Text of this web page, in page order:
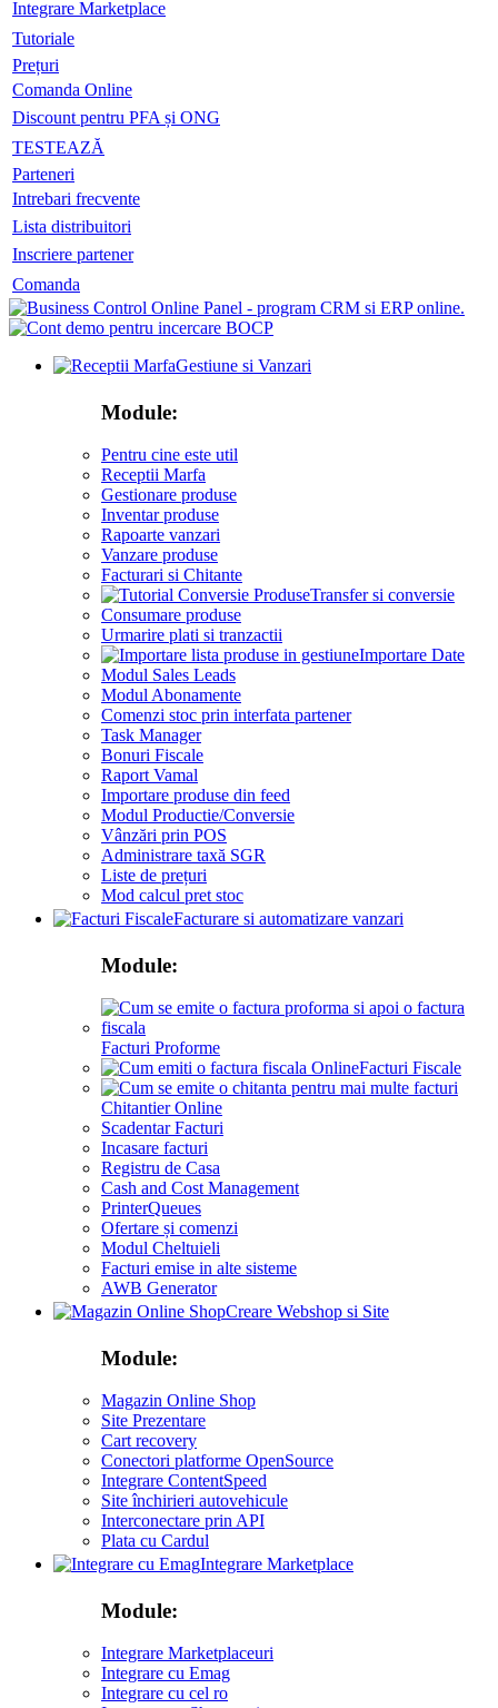
Integrare Marketplace
Tutoriale
Prețuri
Comanda Online
Discount pentru PFA și ONG
TESTEAZĂ
Parteneri
Intrebari frecvente
Lista distribuitori
Inscriere partener
Comanda
Gestiune si Vanzari
Module:
Pentru cine este util
Receptii Marfa
Gestionare produse
Inventar produse
Rapoarte vanzari
Vanzare produse
Facturari si Chitante
Transfer si conversie
Consumare produse
Urmarire plati si tranzactii
Importare Date
Modul Sales Leads
Modul Abonamente
Comenzi stoc prin interfata partener
Task Manager
Bonuri Fiscale
Raport Vamal
Importare produse din feed
Modul Productie/Conversie
Vânzări prin POS
Administrare taxă SGR
Liste de prețuri
Mod calcul pret stoc
Facturare si automatizare vanzari
Module:
Facturi Proforme
Facturi Fiscale
Chitantier Online
Scadentar Facturi
Incasare facturi
Registru de Casa
Cash and Cost Management
PrinterQueues
Ofertare și comenzi
Modul Cheltuieli
Facturi emise in alte sisteme
AWB Generator
Creare Webshop si Site
Module:
Magazin Online Shop
Site Prezentare
Cart recovery
Conectori platforme OpenSource
Integrare ContentSpeed
Site închirieri autovehicule
Interconectare prin API
Plata cu Cardul
Integrare Marketplace
Module:
Integrare Marketplaceuri
Integrare cu Emag
Integrare cu cel ro